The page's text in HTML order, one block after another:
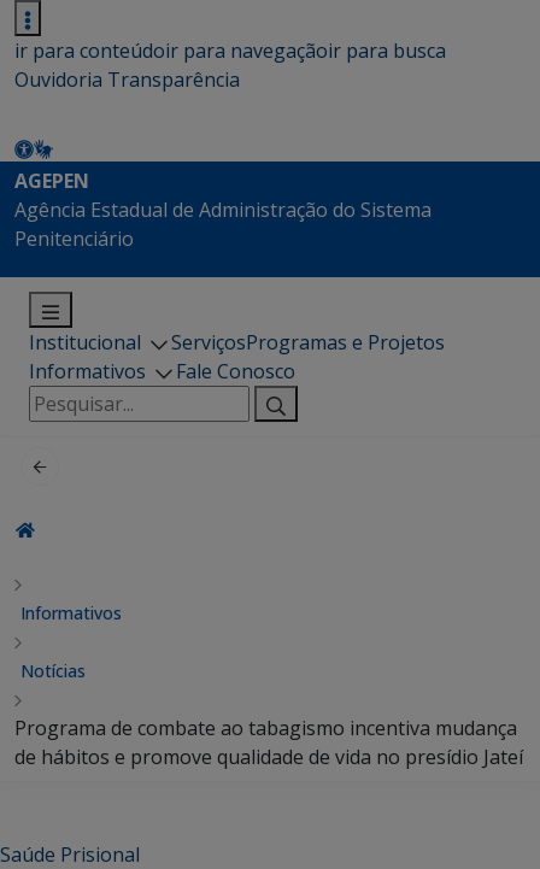
ir para conteúdoir para navegaçãoir para busca
Ouvidoria Transparência
AGEPEN
Agência Estadual de Administração do Sistema
Penitenciário
Institucional ServiçosProgramas e Projetos
Informativos
Fale Conosco
Pesquisar
por:
Informativos
Notícias
Programa de combate ao tabagismo incentiva mudança
de hábitos e promove qualidade de vida no presídio Jateí
Saúde Prisional